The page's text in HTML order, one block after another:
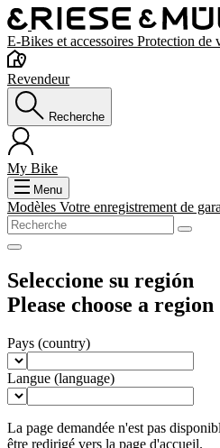
E-Bikes et accessoires Protection de
Revendeur
Recherche
My Bike
Menu
Modèles Votre enregistrement de
Seleccione su región
Please choose a region
Pays (country)
Langue (language)
La page demandée n'est pas
être redirigé vers la page d'accueil.